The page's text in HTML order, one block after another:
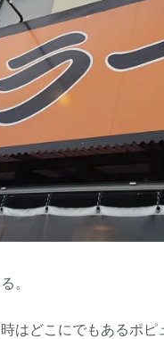
。
はどこにでもあるポ